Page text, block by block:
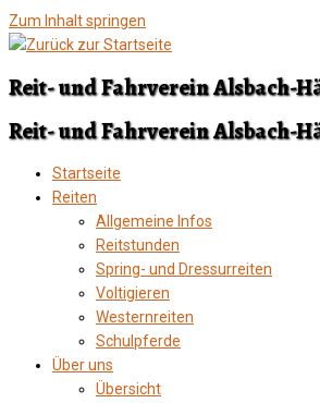
Zum Inhalt springen
Reit- und Fahrverein Alsbach-
Reit- und Fahrverein Alsbach-
Startseite
Reiten
Allgemeine Infos
Reitstunden
Spring- und Dressurreiten
Voltigieren
Westernreiten
Schulpferde
Über uns
Übersicht